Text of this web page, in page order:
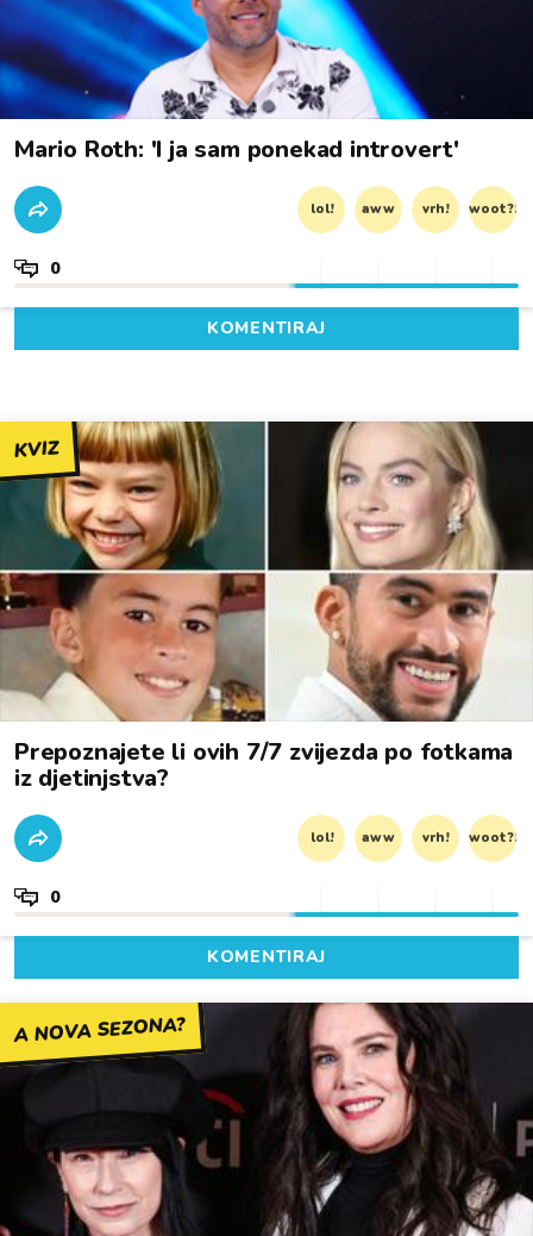
Mario Roth: 'I ja sam ponekad introvert'
lol! aww vrh! woot?!
0
KOMENTIRAJ
KVIZ
Prepoznajete li ovih 7/7 zvijezda po fotkama
iz djetinjstva?
lol! aww vrh! woot?!
0
KOMENTIRAJ
A NOVA SEZONA?